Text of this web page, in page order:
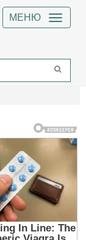
МЕНЮ